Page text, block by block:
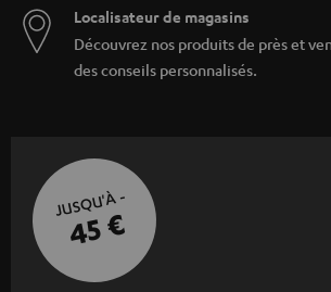
Localisateur de magasins
Découvrez nos produits de près et
des conseils personnalisés.
JUSQU'À -
45 €